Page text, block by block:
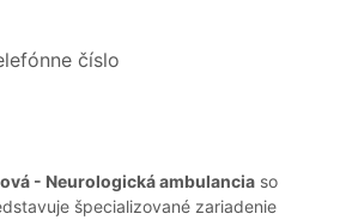
číslo
- Neurologická ambulancia so
špecializované zariadenie